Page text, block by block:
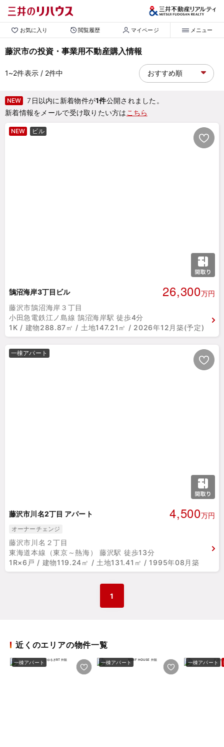
お気に入り 閲覧履歴 マイページ メニュー
藤沢市の投資・事業用不動産購入情報
1~2件表示/ 2件中
NEW 7日以内に新着物件が1件公開されました。
新着情報をメールで受け取りたい方は こちら
NEW ビル
鵠沼海岸3丁目ビル 26,300万円
藤沢市鵠沼海岸３丁目
小田急電鉄江ノ島線 鵠沼海岸駅 徒歩4分
1K / 建物288.87㎡ / 土地147.21㎡ / 2026年12月築(予定)
一棟アパート
藤沢市川名2丁目 アパート 4,500万円
オーナーチェンジ
藤沢市川名２丁目
東海道本線（東京～熱海） 藤沢駅 徒歩13分
1R×6戸 / 建物119.24㎡ / 土地131.41㎡ / 1995年08月築
1
近くのエリアの物件一覧
一棟アパート 一棟アパート 一棟アパート